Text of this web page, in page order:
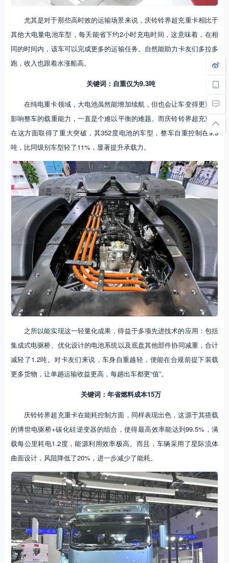
尤其是对于那些高时效的运输场景来说，庆铃铃界超充重卡相比于
其他大电量电池车型，每天能省下约2小时充电时间，这意味着，在相
同的时间内，该车可以完成更多的运输任务。自然能助力卡友们多拉多
跑，收入也跟着水涨船高。
关键词：自重仅为9.3吨
在纯电重卡领域，大电池虽然能增加续航，但也会让车变得更重，
影响整车的载重能力，一直是个难以平衡的难题。而庆铃铃界超充重卡
在这方面取得了重大突破，其352度电池的车型，整车自重控制在9.3
吨，比同级别车型轻了11%，显著提升承载力。
之所以能实现这一轻量化成果，得益于多项先进技术的应用：包括
集成式电驱桥、优化设计的电池系统以及底盘其他部件协同减重，合计
减轻了1.2吨。对卡友们来说，车身自重越轻，便能在合规前提下装载
更多货物，让单趟运输收益更高，每趟出车都更“值”。
关键词：年省燃料成本15万
庆铃铃界超充重卡在能耗控制方面，同样表现出色，这源于其搭载
的博世电驱桥+碳化硅逆变器的组合，使得最高效率能达到99.5%，满
载每公里耗电1.2度，能源利用效率极高。而且，车辆采用了星际流体
曲面设计，风阻降低了20%，进一步减少了能耗。